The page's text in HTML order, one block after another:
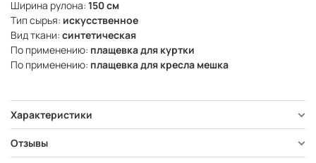
Ширина рулона: 150 см
Тип сырья: искусственное
Вид ткани: синтетическая
По применению: плащевка для куртки
По применению: плащевка для кресла мешка
Характеристики
Отзывы